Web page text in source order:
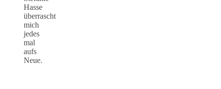
Hasse
überrascht
mich
jedes
mal
aufs
Neue.